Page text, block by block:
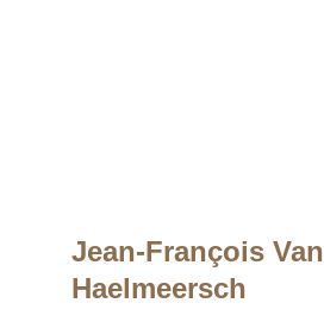
Jean-François Van
Haelmeersch